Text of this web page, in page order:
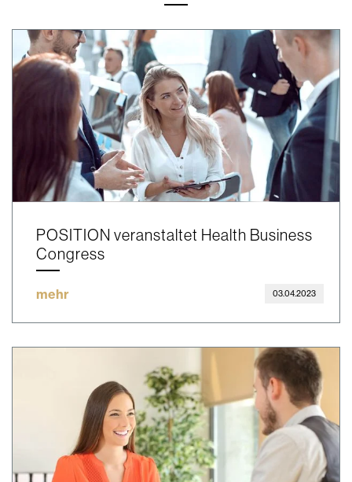
POSITION veranstaltet Health Business
Congress
mehr 03.04.2023